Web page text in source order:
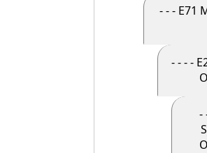
- - - E71 Man-Made Thing
- - - - E28 Conceptual
- - - - - E90